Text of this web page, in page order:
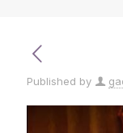
Published by